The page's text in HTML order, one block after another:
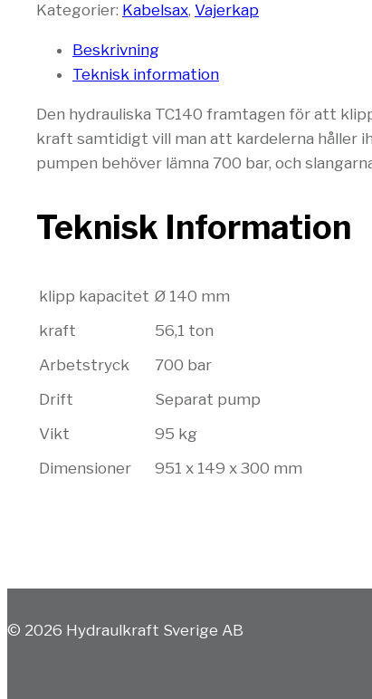
Kategorier: Kabelsax, Vajerkap
Beskrivning
Teknisk information
Den hydrauliska TC140 framtagen för att
kraft samtidigt vill man att kardelerna håller
pumpen behöver lämna 700 bar, och
Teknisk Information
klipp kapacitet Ø 140 mm
kraft
56,1 ton
Arbetstryck
700 bar
Drift
Separat pump
Vikt
95 kg
Dimensioner
951 x 149 x 300 mm
© 2026 Hydraulkraft Sverige AB